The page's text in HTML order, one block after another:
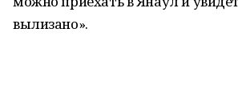
вылизано».